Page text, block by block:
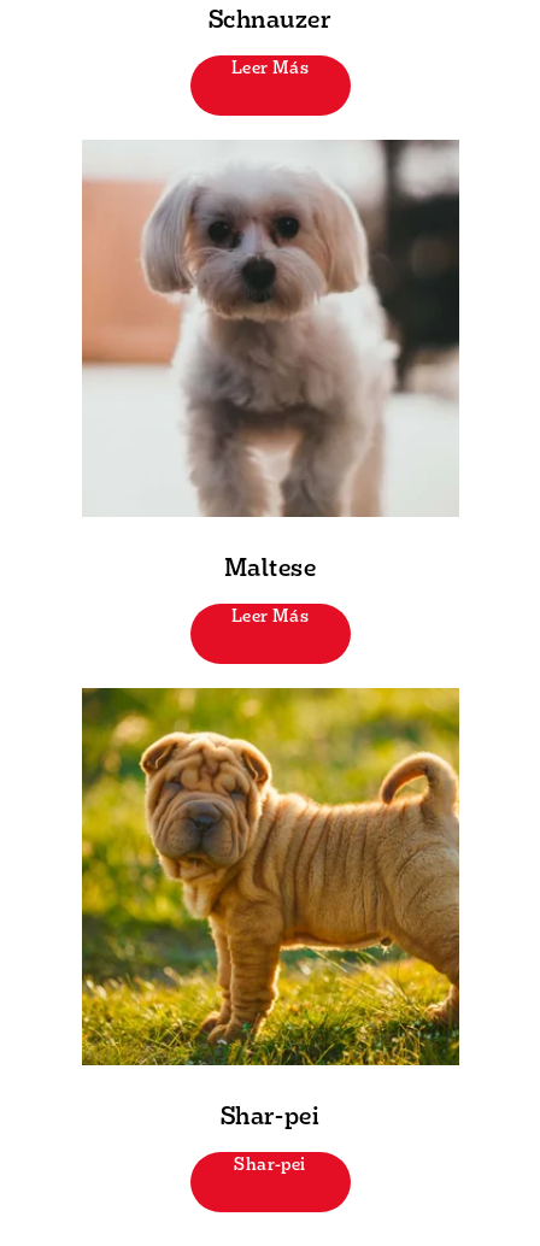
Schnauzer
Leer Más
Maltese
Leer Más
Shar-pei
Shar-pei